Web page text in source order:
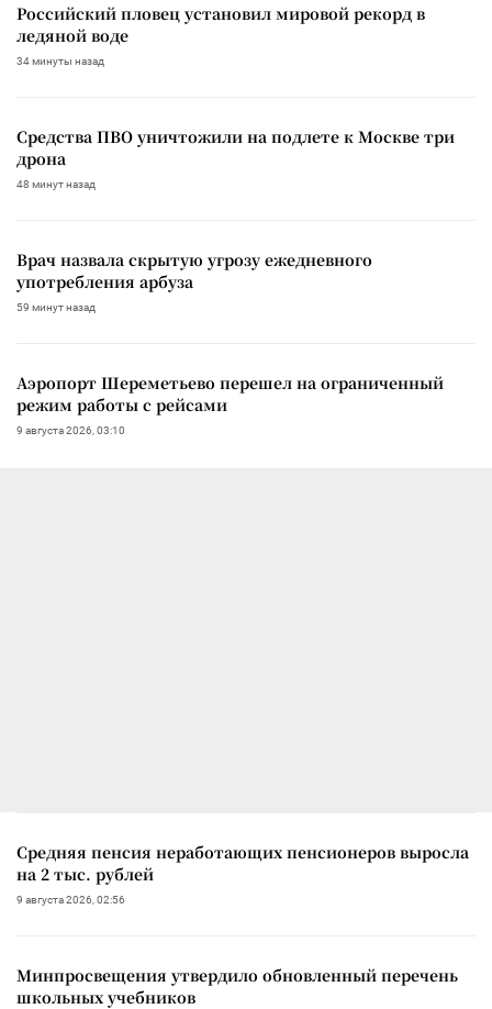
Российский пловец установил мировой рекорд в
ледяной воде
34 минуты назад
Средства ПВО уничтожили на подлете к Москве три
дрона
48 минут назад
Врач назвала скрытую угрозу ежедневного
употребления арбуза
59 минут назад
Аэропорт Шереметьево перешел на ограниченный
режим работы с рейсами
9 августа 2026, 03:10
Средняя пенсия неработающих пенсионеров выросла
на 2 тыс. рублей
9 августа 2026, 02:56
Минпросвещения утвердило обновленный перечень
школьных учебников